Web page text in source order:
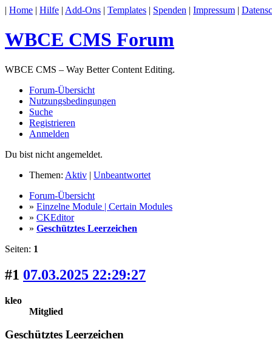
| Home | Hilfe | Add-Ons | Templates | Spenden | Impressum |
WBCE CMS Forum
WBCE CMS – Way Better Content Editing.
Forum-Übersicht
Nutzungsbedingungen
Suche
Registrieren
Anmelden
Du bist nicht angemeldet.
Themen: Aktiv | Unbeantwortet
Forum-Übersicht
» Einzelne Module | Certain Modules
» CKEditor
» Geschütztes Leerzeichen
Seiten: 1
#1 07.03.2025 22:29:27
kleo
Mitglied
Geschütztes Leerzeichen